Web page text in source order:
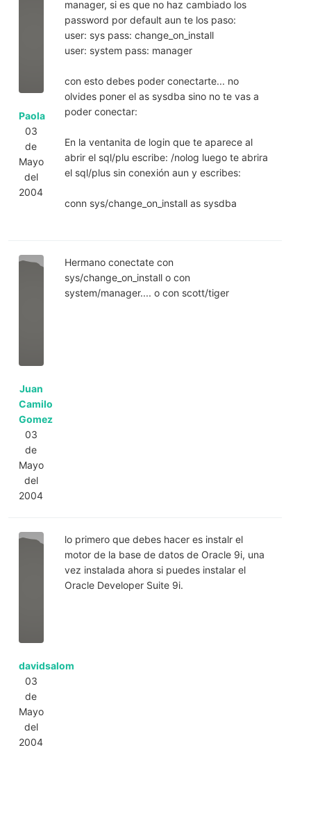
Paola
03
de
Mayo
del
2004
manager, si es que no haz cambiado los
password por default aun te los paso:
user: sys pass: change_on_install
user: system pass: manager
con esto debes poder conectarte... no
olvides poner el as sysdba sino no te vas a
poder conectar:
En la ventanita de login que te aparece al
abrir el sql/plu escribe: /nolog luego te abrira
el sql/plus sin conexión aun y escribes:
conn sys/change_on_install as sysdba
Juan
Camilo
Gomez
03
de
Mayo
del
2004
Hermano conectate con
sys/change_on_install o con
system/manager.... o con scott/tiger
davidsalom
03
de
Mayo
del
2004
lo primero que debes hacer es instalr el
motor de la base de datos de Oracle 9i, una
vez instalada ahora si puedes instalar el
Oracle Developer Suite 9i.